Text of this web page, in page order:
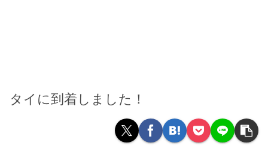
タイに到着しました！